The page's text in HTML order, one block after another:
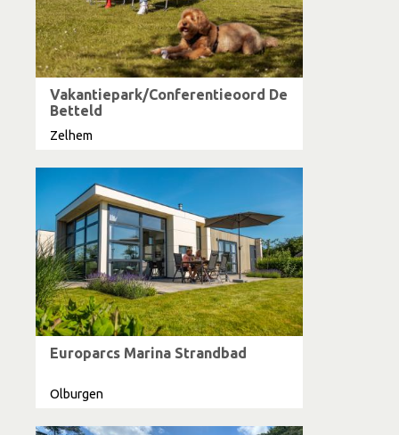
Vakantiepark/Conferentieoord De
Betteld
Zelhem
Europarcs Marina Strandbad
Olburgen